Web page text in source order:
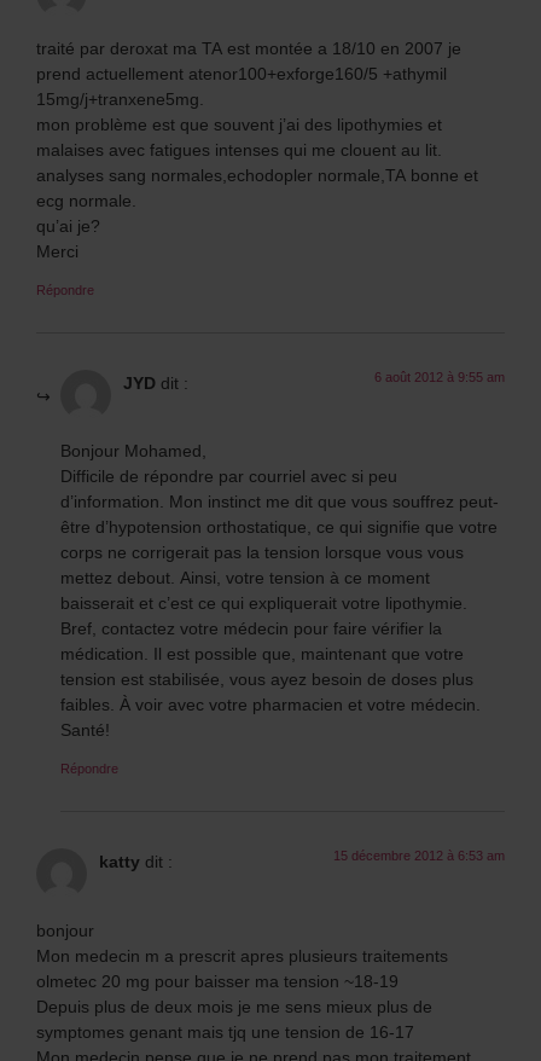
traité par deroxat ma TA est montée a 18/10 en 2007 je
prend actuellement atenor100+exforge160/5 +athymil
15mg/j+tranxene5mg.
mon problème est que souvent j’ai des lipothymies et
malaises avec fatigues intenses qui me clouent au lit.
analyses sang normales,echodopler normale,TA bonne et
ecg normale.
qu’ai je?
Merci
Répondre
JYD dit : 6 août 2012 à 9:55 am
Bonjour Mohamed,
Difficile de répondre par courriel avec si peu
d’information. Mon instinct me dit que vous souffrez peut-
être d’hypotension orthostatique, ce qui signifie que votre
corps ne corrigerait pas la tension lorsque vous vous
mettez debout. Ainsi, votre tension à ce moment
baisserait et c’est ce qui expliquerait votre lipothymie.
Bref, contactez votre médecin pour faire vérifier la
médication. Il est possible que, maintenant que votre
tension est stabilisée, vous ayez besoin de doses plus
faibles. À voir avec votre pharmacien et votre médecin.
Santé!
Répondre
katty dit : 15 décembre 2012 à 6:53 am
bonjour
Mon medecin m a prescrit apres plusieurs traitements
olmetec 20 mg pour baisser ma tension ~18-19
Depuis plus de deux mois je me sens mieux plus de
symptomes genant mais tjq une tension de 16-17